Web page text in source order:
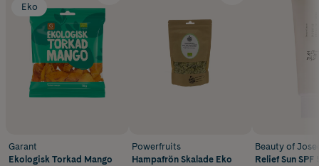
Eko
Garant
Ekologisk Torkad Mango
Powerfruits
Hampafrön Skalade Eko
Beauty of
Relief Sun SPF